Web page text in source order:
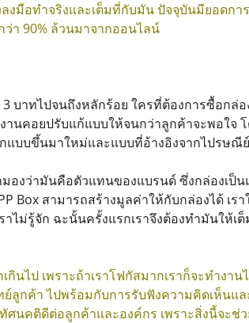
มือทำจริงและเต็มที่กับมัน ปัจจุบันมียอดกา
า 90% ล้วนมาจากออนไลน์
บาทไปจนถึงหลักร้อย ใครที่ต้องการซื้อกล่อ
นคอยปรับแก้แบบให้จนกว่าลูกค้าจะพอใจ
แบบขึ้นมาใหม่และแบบที่อ้างอิงจากไปรษณี
องว่ามันคือตัวแทนของแบรนด์ ซึ่งกล่องเป็น
Box สามารถสร้างมูลค่าให้กับกล่องได้ เรา
ม่รู้จัก ฉะนั้นครั้งแรกเราจึงต้องทำมันให้เ
นไป เพราะถ้าเราโฟกัสมากเราก็จะทำงา
ลูกค้า ไปพร้อมกับการรับฟังความคิดเห็นแ
คติดีต่อลูกค้าและองค์กร เพราะสิ่งนี้จะช่